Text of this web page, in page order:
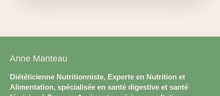
Anne Manteau
Diététicienne Nutritionniste, Experte en Nutrition et
Alimentation, spécialisée en santé digestive et santé